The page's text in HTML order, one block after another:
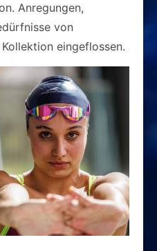
Anregungen,
von
eingeflossen.